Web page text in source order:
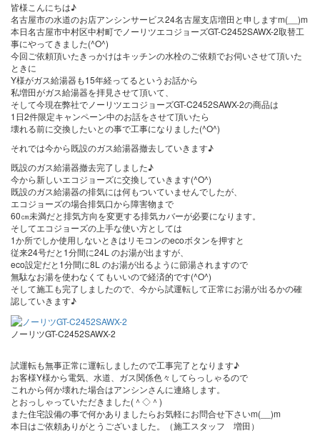
皆様こんにちは♪
名古屋市の水道のお店アンシンサービス24名古屋支店増田と申しますm(__)m
本日名古屋市中村区中村町でノーリツエコジョーズGT-C2452SAWX-2取替工
事にやってきました(^O^)
今回ご依頼頂いたきっかけはキッチンの水栓のご依頼でお伺いさせて頂いた
ときに
Y様がガス給湯器も15年経ってるというお話から
私増田がガス給湯器を拝見させて頂いて、
そして今現在弊社でノーリツエコジョーズGT-C2452SAWX-2の商品は
1日2件限定キャンペーン中のお話をさせて頂いたら
壊れる前に交換したいとの事で工事になりました(^O^)
それでは今から既設のガス給湯器撤去していきます♪
既設のガス給湯器撤去完了しました♪
今から新しいエコジョーズに交換していきます(^O^)
既設のガス給湯器の排気には何もついていませんでしたが、
エコジョーズの場合排気口から障害物まで
60㎝未満だと排気方向を変更する排気カバーが必要になります。
そしてエコジョーズの上手な使い方としては
1か所でしか使用しないときはリモコンのecoボタンを押すと
従来24号だと1分間に24L のお湯が出ますが、
eco設定だと1分間に8L のお湯が出るように節湯されますので
無駄なお湯を使わなくてもいいので経済的です(^O^)
そして施工も完了しましたので、今から試運転して正常にお湯が出るかの確
認していきます♪
ノーリツGT-C2452SAWX-2
試運転も無事正常に運転しましたので工事完了となります♪
お客様Y様から電気、水道、ガス関係色々してらっしゃるので
これから何か壊れた場合はアンシンさんに連絡します。
とおっしゃっていただきました(＾◇＾)
また住宅設備の事で何かありましたらお気軽にお問合せ下さいm(__)m
本日はご依頼ありがとうございました。（施工スタッフ 増田）